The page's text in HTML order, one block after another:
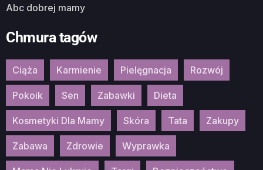
Abc dobrej mamy
Chmura tagów
Ciąża Karmienie Pielęgnacja Rozwój
Pokoik Sen Zabawki Dieta
Kosmetyki Dla Mamy Skóra Tata Zakupy
Zabawa Zdrowie Wyprawka